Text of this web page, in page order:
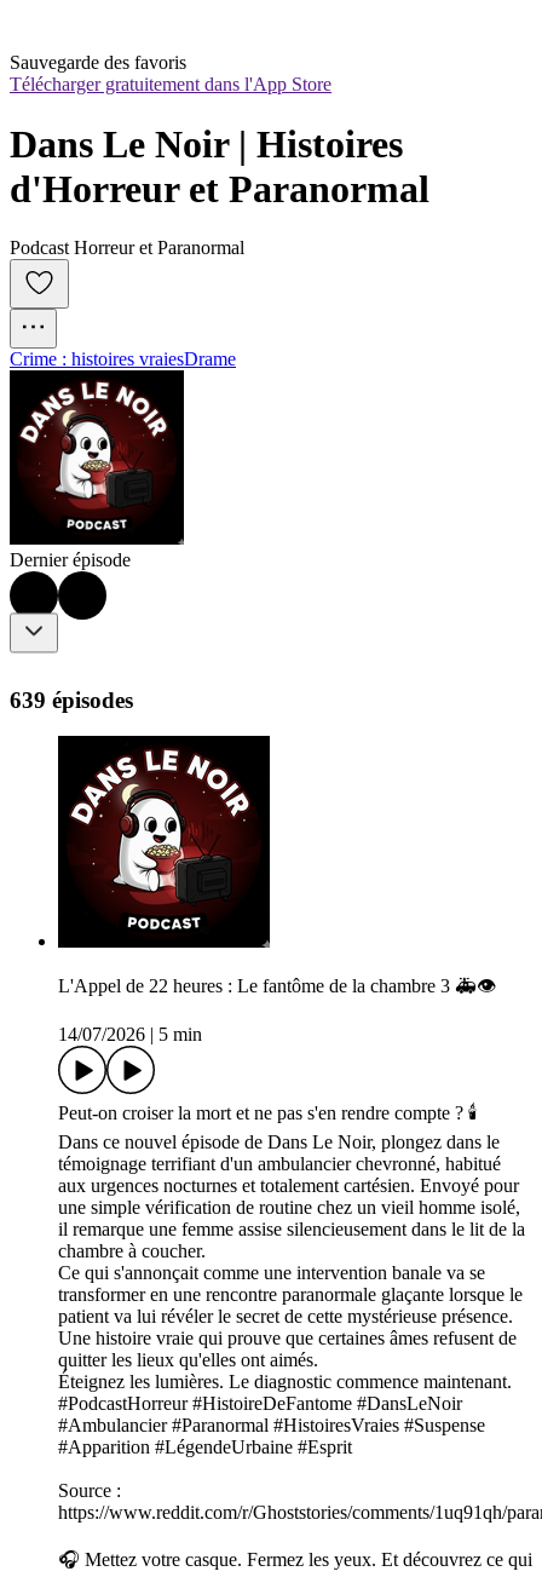
Sauvegarde des favoris
Télécharger gratuitement dans l'App Store
Dans Le Noir | Histoires
d'Horreur et Paranormal
Podcast Horreur et Paranormal
Crime : histoires vraiesDrame
Dernier épisode
639 épisodes
L'Appel de 22 heures : Le fantôme de la chambre 3 🚑👁️
14/07/2026 5 min
Peut-on croiser la mort et ne pas s'en rendre compte ? 🕯️
Dans ce nouvel épisode de Dans Le Noir, plongez dans le
témoignage terrifiant d'un ambulancier chevronné, habitué
aux urgences nocturnes et totalement cartésien. Envoyé pour
une simple vérification de routine chez un vieil homme isolé,
il remarque une femme assise silencieusement dans le lit de la
chambre à coucher.
Ce qui s'annonçait comme une intervention banale va se
transformer en une rencontre paranormale glaçante lorsque le
patient va lui révéler le secret de cette mystérieuse présence.
Une histoire vraie qui prouve que certaines âmes refusent de
quitter les lieux qu'elles ont aimés.
Éteignez les lumières. Le diagnostic commence maintenant.
#PodcastHorreur #HistoireDeFantome #DansLeNoir
#Ambulancier #Paranormal #HistoiresVraies #Suspense
#Apparition #LégendeUrbaine #Esprit
Source :
https://www.reddit.com/r/Ghoststories/comments/1uq91qh/
🎧 Mettez votre casque. Fermez les yeux. Et découvrez ce qui